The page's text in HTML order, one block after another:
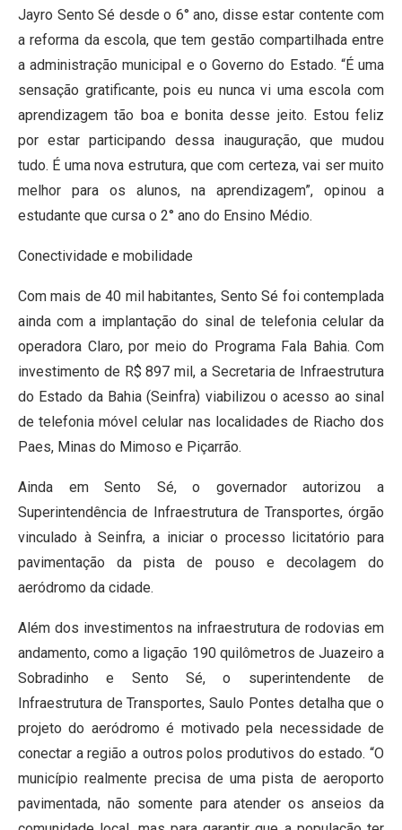
Jayro Sento Sé desde o 6° ano, disse estar contente com
a reforma da escola, que tem gestão compartilhada entre
a administração municipal e o Governo do Estado. “É uma
sensação gratificante, pois eu nunca vi uma escola com
aprendizagem tão boa e bonita desse jeito. Estou feliz
por estar participando dessa inauguração, que mudou
tudo. É uma nova estrutura, que com certeza, vai ser muito
melhor para os alunos, na aprendizagem”, opinou a
estudante que cursa o 2° ano do Ensino Médio.
Conectividade e mobilidade
Com mais de 40 mil habitantes, Sento Sé foi contemplada
ainda com a implantação do sinal de telefonia celular da
operadora Claro, por meio do Programa Fala Bahia. Com
investimento de R$ 897 mil, a Secretaria de Infraestrutura
do Estado da Bahia (Seinfra) viabilizou o acesso ao sinal
de telefonia móvel celular nas localidades de Riacho dos
Paes, Minas do Mimoso e Piçarrão.
Ainda em Sento Sé, o governador autorizou a
Superintendência de Infraestrutura de Transportes, órgão
vinculado à Seinfra, a iniciar o processo licitatório para
pavimentação da pista de pouso e decolagem do
aeródromo da cidade.
Além dos investimentos na infraestrutura de rodovias em
andamento, como a ligação 190 quilômetros de Juazeiro a
Sobradinho e Sento Sé, o superintendente de
Infraestrutura de Transportes, Saulo Pontes detalha que o
projeto do aeródromo é motivado pela necessidade de
conectar a região a outros polos produtivos do estado. “O
município realmente precisa de uma pista de aeroporto
pavimentada, não somente para atender os anseios da